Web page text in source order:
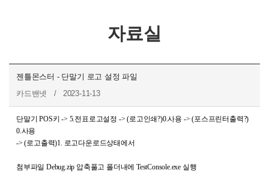
간편결제
고객지원센터
신규문의
자료실
자료실
젠틀몬스터 - 단말기 로고 설정 파일
카드밴넷 / 2023-11-13
단말기 POS키-> 5.전표로고설정 -> (로고인쇄?)0.사용 -> (포스프린터출력?)
0.사용
-> (로고출력)1. 로고다운로드상태에서
첨부파일 Debug.zip 압축풀고 폴더내에 TestConsole.exe 실행